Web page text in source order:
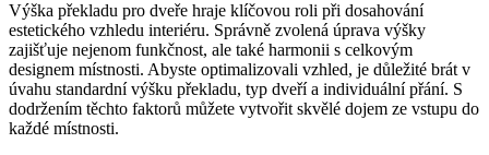
Výška překladu pro dveře hraje klíčovou roli při dosahování
estetického vzhledu interiéru. Správně zvolená úprava výšky
zajišťuje nejenom funkčnost, ale také harmonii s celkovým
designem místnosti. Abyste optimalizovali vzhled, je důležité brát v
úvahu standardní výšku překladu, typ dveří a individuální přání. S
dodržením těchto faktorů můžete vytvořit skvělé dojem ze vstupu do
každé místnosti.